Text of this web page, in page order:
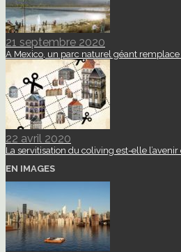
21 septembre 2020
A Mexico, un parc naturel géant
22 avril 2020
La servitisation du coliving est-elle
EN IMAGES